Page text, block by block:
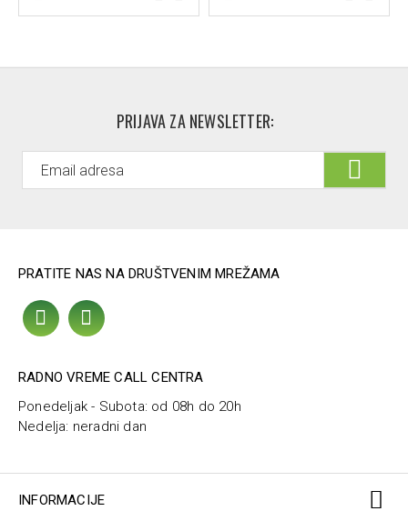
PRIJAVA ZA NEWSLETTER:
PRATITE NAS NA DRUŠTVENIM MREŽAMA
RADNO VREME CALL CENTRA
Ponedeljak - Subota: od 08h do 20h
Nedelja: neradni dan
INFORMACIJE